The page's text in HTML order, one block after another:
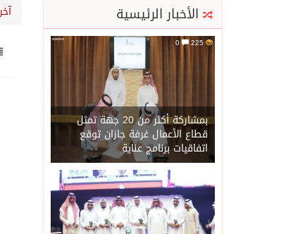
06/08/2026مهرجان ولي العهد للهجن
06/08/2026مجلس الشورى يشارك في
06/08/2026اجتماع دعم القدس يطلق
06/08/2026وزير الخارجية يجدد
05/08/2026الملك سلمان يوافق على منح
الأخبار الرئيسية
225
بمشاركة أكثر من 20 جهة تمثل
قطاع الأعمال غرفة جازان توقع
اتفاقيات برنامج عناية